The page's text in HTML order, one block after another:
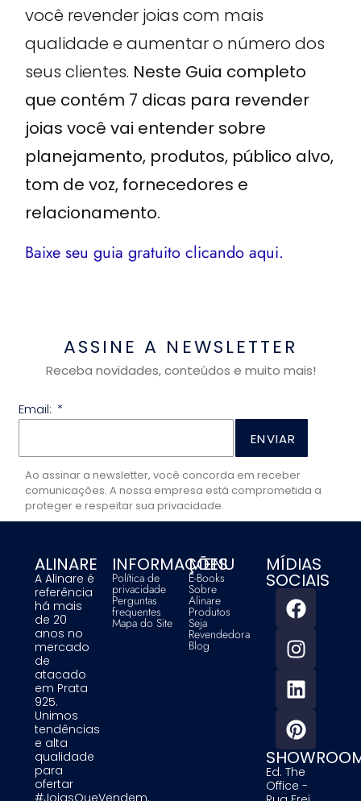
você revender joias com mais
qualidade e aumentar o número dos
seus clientes. Neste Guia completo
que contém 7 dicas para revender
joias você vai entender sobre
planejamento, produtos, público alvo,
tom de voz, fornecedores e
relacionamento.
Baixe seu guia gratuito clicando aqui.
ASSINE A NEWSLETTER
Receba novidades, conteúdos e muito mais!
Email:
ENVIAR
Ao assinar a newsletter, você concorda em receber
comunicações. A nossa empresa está comprometida a
proteger e respeitar sua privacidade.
ALINARE
A Alinare é
referência
há mais
de 20
anos no
mercado
de
atacado
em Prata
925.
Unimos
tendências
e alta
qualidade
para
ofertar
INFORMAÇÕES
Política de
privacidade
Perguntas
frequentes
Mapa do Site
MENU
E-Books
Sobre
Alinare
Produtos
Seja
Revendedora
Blog
MÍDIAS
SOCIAIS
Ed. The
Office -